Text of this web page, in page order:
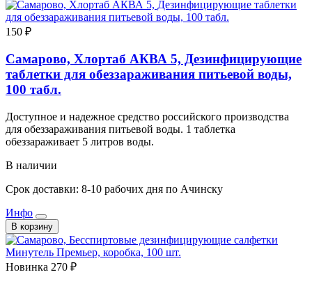
150 ₽
Самарово, Хлортаб АКВА 5, Дезинфицирующие
таблетки для обеззараживания питьевой воды,
100 табл.
Доступное и надежное средство российского производства
для обеззараживания питьевой воды. 1 таблетка
обеззараживает 5 литров воды.
В наличии
Срок доставки: 8-10 рабочих дня по Ачинску
Инфо
В корзину
Новинка 270 ₽